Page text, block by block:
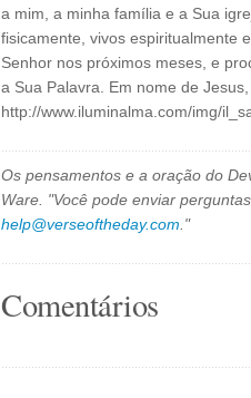
a mim, a minha família e a Sua
fisicamente, vivos espiritualmente
Senhor nos próximos meses, e
a Sua Palavra. Em nome de
http://www.iluminalma.com/img/
Os pensamentos e a oração do
Ware. "Você pode enviar
help@verseoftheday.com ."
Comentários